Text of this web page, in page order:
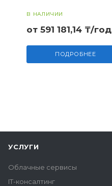
В НАЛИЧИИ
от 591 181,14 ₸/год
ПОДРОБНЕЕ
УСЛУГИ
Облачные сервисы
IT-консалтинг